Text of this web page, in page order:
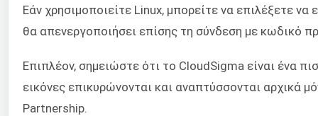
Εάν χρησιμοποιείτε Linux, μπορείτε να επιλέξετε
θα απενεργοποιήσει επίσης τη σύνδεση με κωδικό
Επιπλέον, σημειώστε ότι το CloudSigma είναι ένα
εικόνες επικυρώνονται και αναπτύσσονται αρχικά
Partnership